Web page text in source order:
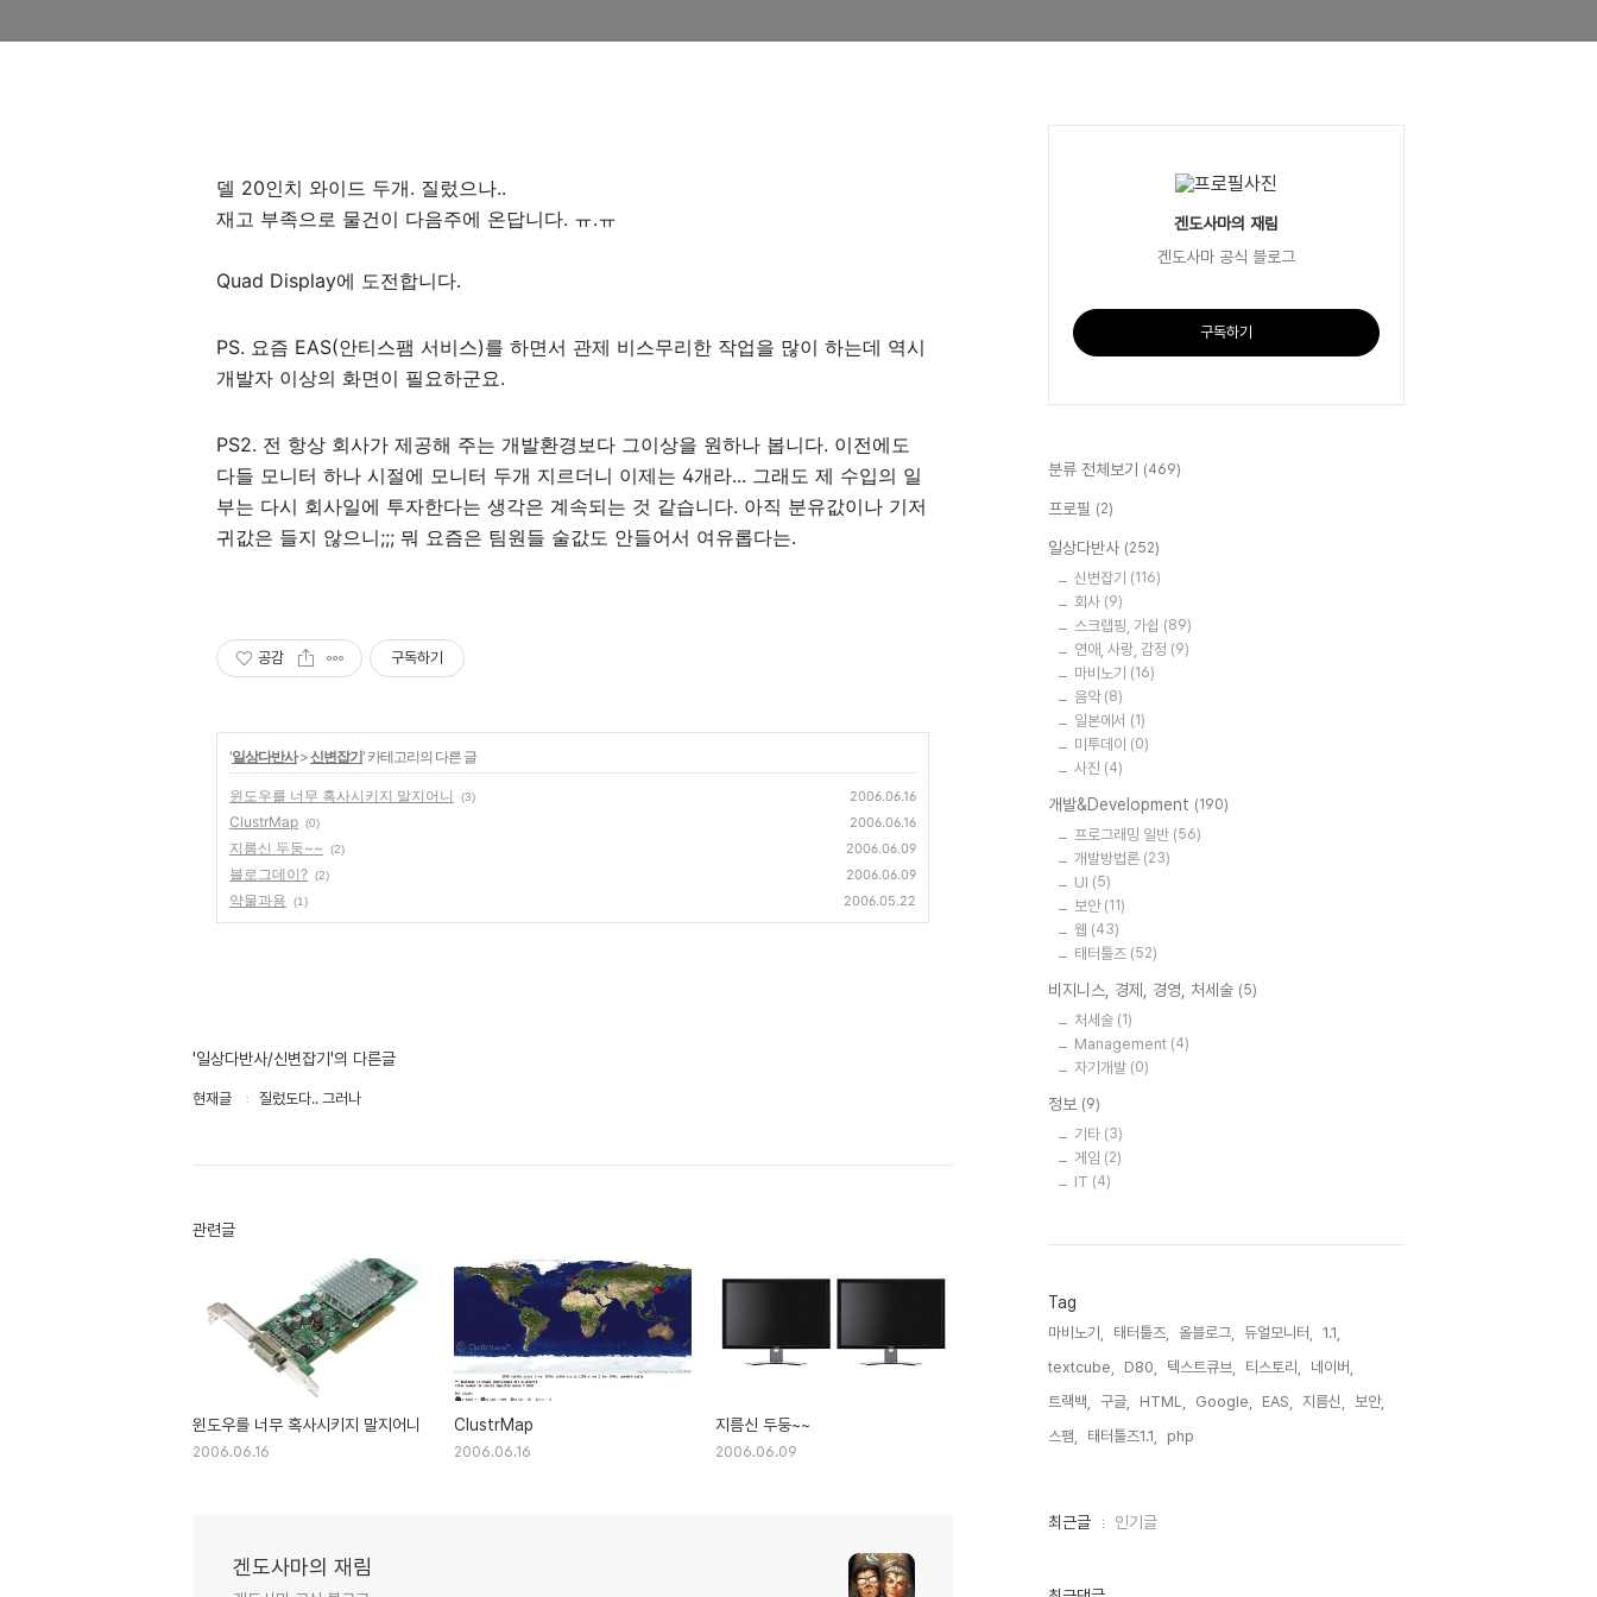
델 20인치 와이드 두개. 질렀으나..
재고 부족으로 물건이 다음주에 온답니다. ㅠ.ㅠ
Quad Display에 도전합니다.
PS. 요즘 EAS(안티스팸 서비스)를 하면서 관제 비스무리한 작업을 많이 하는데 역시
개발자 이상의 화면이 필요하군요.
PS2. 전 항상 회사가 제공해 주는 개발환경보다 그이상을 원하나 봅니다. 이전에도
다들 모니터 하나 시절에 모니터 두개 지르더니 이제는 4개라... 그래도 제 수입의 일
부는 다시 회사일에 투자한다는 생각은 계속되는 것 같습니다. 아직 분유값이나 기저
귀값은 들지 않으니;;; 뭐 요즘은 팀원들 술값도 안들어서 여유롭다는.
공감 구독하기
'일상다반사>신변잡기' 카테고리의 다른 글
윈도우를 너무 혹사시키지 말지어니 (3) 2006.06.16
ClustrMap (0) 2006.06.16
지름신 두둥~~ (2) 2006.06.09
블로그데이? (2) 2006.06.09
약물과용 (1) 2006.05.22
'일상다반사/신변잡기'의 다른글
현재글 질렀도다.. 그러나
관련글
윈도우를 너무 혹사시키지 말지어니
2006.06.16
ClustrMap
2006.06.16
지름신 두둥~~
2006.06.09
겐도사마의 재림
겐도사마의 재림
겐도사마 공식 블로그
구독하기
분류 전체보기 (469)
프로필 (2)
일상다반사 (252)
신변잡기 (116)
회사 (9)
스크랩핑, 가쉽 (89)
연애, 사랑, 감정 (9)
마비노기 (16)
음악 (8)
일본에서 (1)
미투데이 (0)
사진 (4)
개발&Development (190)
프로그래밍 일반 (56)
개발방법론 (23)
UI (5)
보안 (11)
웹 (43)
태터툴즈 (52)
비지니스, 경제, 경영, 처세술 (5)
처세술 (1)
Management (4)
자기개발 (0)
정보 (9)
기타 (3)
게임 (2)
IT (4)
Tag
마비노기, 태터툴즈, 올블로그, 듀얼모니터,
1.1,
textcube,
D80, 텍스트큐브, 티스토리,
네이버,
트랙백,
구글, HTML, Google, EAS, 지름신,
보안,
스팸,
태터툴즈1.1, php,
최
최근글 인기글